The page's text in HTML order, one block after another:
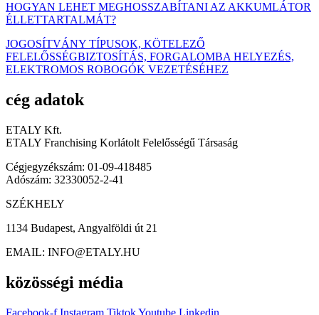
HOGYAN LEHET MEGHOSSZABÍTANI AZ AKKUMLÁTOR
ÉLLETTARTALMÁT?
JOGOSÍTVÁNY TÍPUSOK, KÖTELEZŐ
FELELŐSSÉGBIZTOSÍTÁS, FORGALOMBA HELYEZÉS,
ELEKTROMOS ROBOGÓK VEZETÉSÉHEZ
cég adatok
ETALY Kft.
ETALY Franchising Korlátolt Felelősségű Társaság
Cégjegyzékszám: 01-09-418485
Adószám: 32330052-2-41
SZÉKHELY
1134 Budapest, Angyalföldi út 21
EMAIL: INFO@ETALY.HU
közösségi média
Facebook-f Instagram TiktokYoutube Linkedin